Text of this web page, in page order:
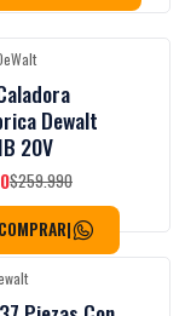
Dewalt
20V
$259.990
COMPRAR|